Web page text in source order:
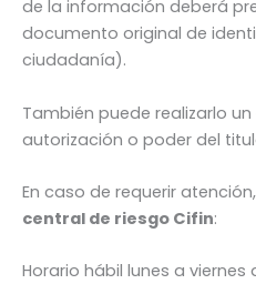
de la información deberá
documento original de
ciudadanía).
También puede realizarlo
autorización o poder del
En caso de requerir
central de riesgo Cifin:
Horario hábil lunes a viernes